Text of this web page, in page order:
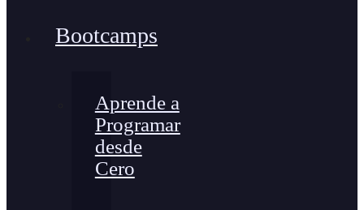
Bootcamps
Aprende a
Programar
desde
Cero